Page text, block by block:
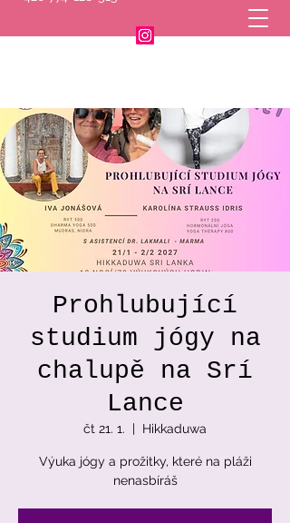
Prohlubující
studium jógy na
chalupě na Srí
Lance
čt 21. 1.
  |
Hikkaduwa
Výuka jógy a prožitky, které na pláži
nenasbíráš